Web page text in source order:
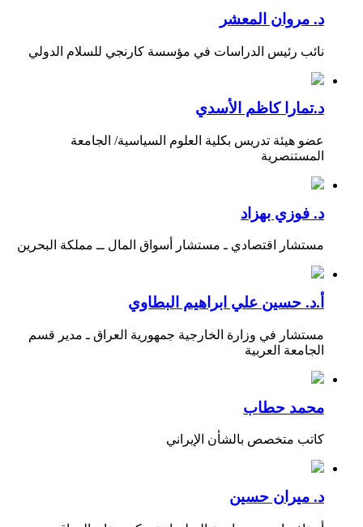
د. مروان المعشر
نائب رئيس الدراسات في مؤسسة كارنجي للسلام الدولي
د.تمارا كاظم الأسدي
عضو هيئة تدريس بكلية العلوم السياسية/ الجامعة
المستنصرية
د. فوزي بهزاد
مستشار اقتصادي ـ مستشار أسواق المال ــ مملكة البحرين
أ.د. حسين علي ابراهيم البطاوي
مستشار في وزارة الخارجية جمهورية العراق ـ مدير قسم
الجامعة العربية
محمد حطاب
كاتب متخصص بالشأن الإيراني
د. ميران حسين